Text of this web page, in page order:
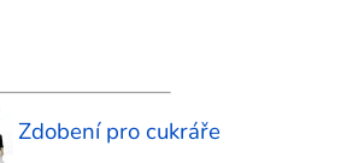
Zdobení pro cukráře